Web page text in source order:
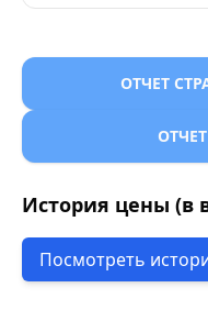
ОТЧЕТ
История цены (в
Посмотреть